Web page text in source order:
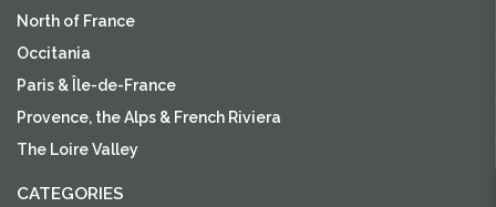
North of France
Occitania
Paris & Île-de-France
Provence, the Alps & French Riviera
The Loire Valley
CATEGORIES